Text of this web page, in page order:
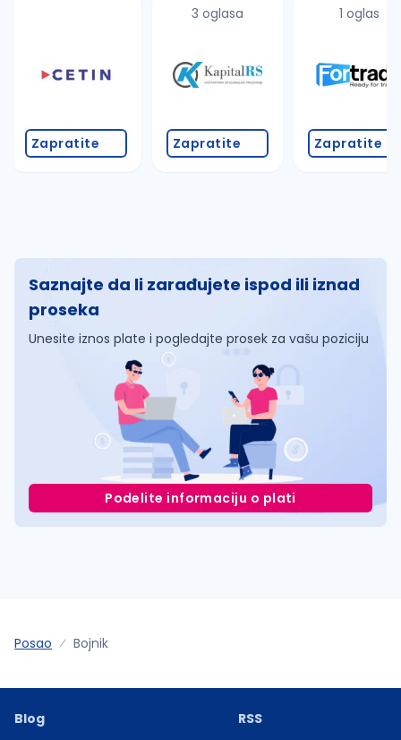
Zapratite
3 oglasa
Zapratite
1 oglas
Zapratite
Saznajte da li zarađujete ispod ili iznad
proseka
Unesite iznos plate i pogledajte prosek za vašu poziciju
Podelite informaciju o plati
Posao Bojnik
Blog
RSS